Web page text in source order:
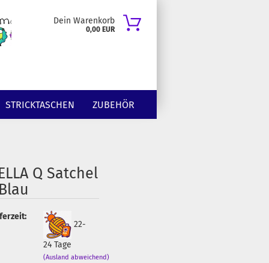
Dein Warenkorb
0,00 EUR
STRICKTASCHEN ZUBEHÖR
Q Satchel
22-
24 Tage
(Ausland abweichend)